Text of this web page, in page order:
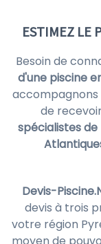
ESTIMEZ LE
Besoin de
d'une piscine
de
spécialistes de
Devis-
devis à trois
votre région